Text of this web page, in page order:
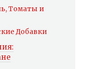
Томаты и
Добавки